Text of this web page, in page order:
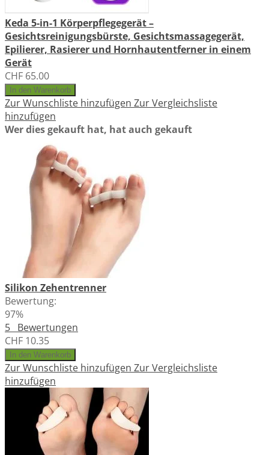
Keda 5-in-1 Körperpflegegerät –
Gesichtsreinigungsbürste, Gesichtsmassagegerät,
Epilierer, Rasierer und Hornhautentferner in einem
Gerät
CHF 65.00
In den Warenkorb
Zur Wunschliste hinzufügen Zur Vergleichsliste
hinzufügen
Wer dies gekauft hat, hat auch gekauft
Silikon Zehentrenner
Bewertung:
97%
5 Bewertungen
CHF 10.35
In den Warenkorb
Zur Wunschliste hinzufügen Zur Vergleichsliste
hinzufügen